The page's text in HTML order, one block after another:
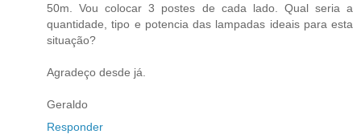
50m. Vou colocar 3 postes de cada lado. Qual seria a
quantidade, tipo e potencia das lampadas ideais para esta
situação?
Agradeço desde já.
Geraldo
Responder